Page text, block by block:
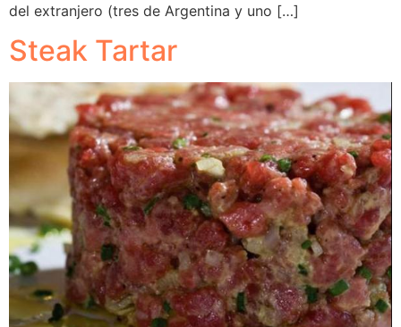
del extranjero (tres de Argentina y uno […]
Steak Tartar